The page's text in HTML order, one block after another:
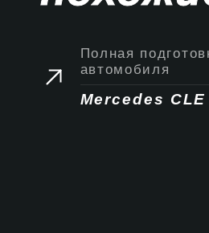
Полная
автомобиля
Mercedes CLE